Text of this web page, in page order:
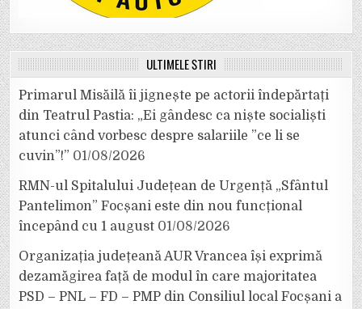
ULTIMELE ȘTIRI
Primarul Misăilă îi jignește pe actorii îndepărtați
din Teatrul Pastia: „Ei gândesc ca niște socialiști
atunci când vorbesc despre salariile ”ce li se
cuvin”!” 01/08/2026
RMN-ul Spitalului Județean de Urgență „Sfântul
Pantelimon” Focșani este din nou funcțional
începând cu 1 august 01/08/2026
Organizația județeană AUR Vrancea își exprimă
dezamăgirea față de modul în care majoritatea
PSD – PNL – FD – PMP din Consiliul local Focșani a